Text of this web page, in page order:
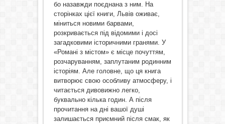
бо назавжди поєднана з ним. На
сторінках цієї книги, Львів оживає,
міниться новими барвами,
розкривається під відомими і досі
загадковими історичними гранями. У
«Романі з містом» є місце почуттям,
розчаруванням, заплутаним родинним
історіям. Але головне, що ця книга
витворює свою особливу атмосферу, і
читається дивовижно легко,
буквально кілька годин. А після
прочитання на дні вашої душі
залишається приємний після смак, як